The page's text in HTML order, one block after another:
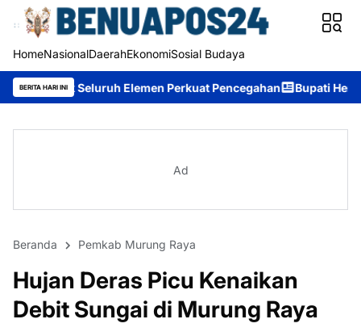
HomeNasionalDaerahEkonomiSosial Budaya
BERITA HARI INI
Elemen Perkuat Pencegahan Bupati Heriyus: Wisuda
Ad
Beranda Pemkab Murung Raya
Hujan Deras Picu Kenaikan
Debit Sungai di Murung Raya